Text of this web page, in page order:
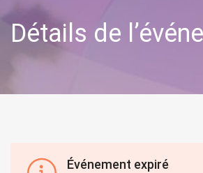
Détails de
Événement expiré